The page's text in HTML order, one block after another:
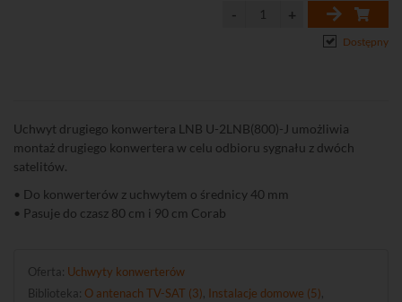
Dostępny
Uchwyt drugiego konwertera LNB U-2LNB(800)-J umożliwia
montaż drugiego konwertera w celu odbioru sygnału z dwóch
satelitów.
• Do konwerterów z uchwytem o średnicy 40 mm
• Pasuje do czasz 80 cm i 90 cm Corab
Oferta: Uchwyty konwerterów
Biblioteka: O antenach TV-SAT (3) Instalacje domowe (5)